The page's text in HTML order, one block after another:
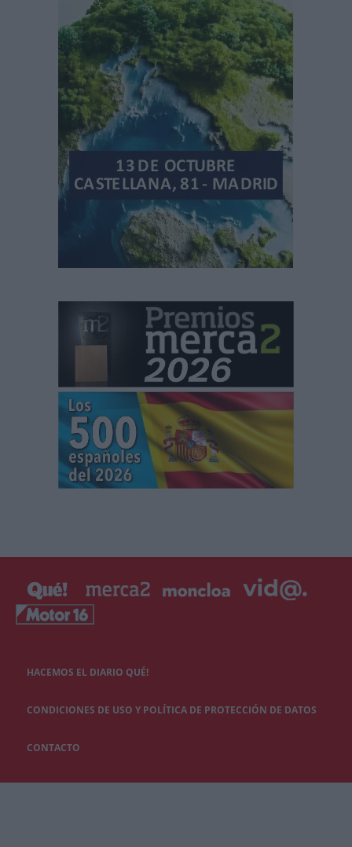
HACEMOS EL DIARIO QUÉ!
CONDICIONES DE USO Y POLÍTICA DE PROTECCIÓN DE DATOS
CONTACTO